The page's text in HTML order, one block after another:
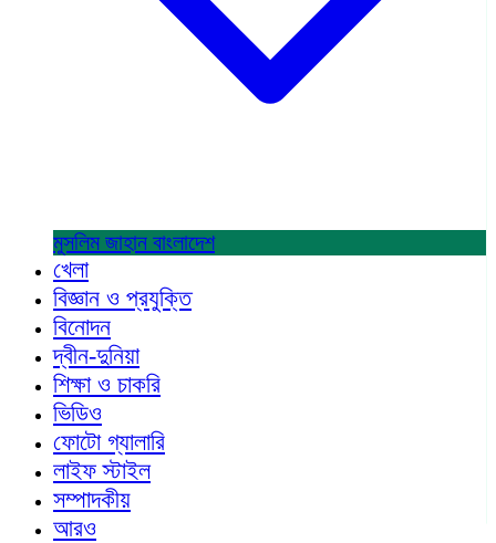
মুসলিম জাহান বাংলাদেশ
খেলা
বিজ্ঞান ও প্রযুক্তি
বিনোদন
দ্বীন-দুনিয়া
শিক্ষা ও চাকরি
ভিডিও
ফোটো গ্যালারি
লাইফ স্টাইল
সম্পাদকীয়
আরও